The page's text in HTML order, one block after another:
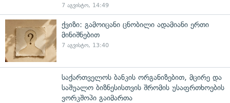
7 აგვისტო, 14:49
ქვიზი: გამოიცანი ცნობილი ადამიანი ერთი
მინიშნებით
7 აგვისტო, 13:40
საქართველოს ბანკის ორგანიზებით, მცირე და
საშუალო ბიზნესისთვის შრომის უსაფრთხოების
ვორკშოპი გაიმართა